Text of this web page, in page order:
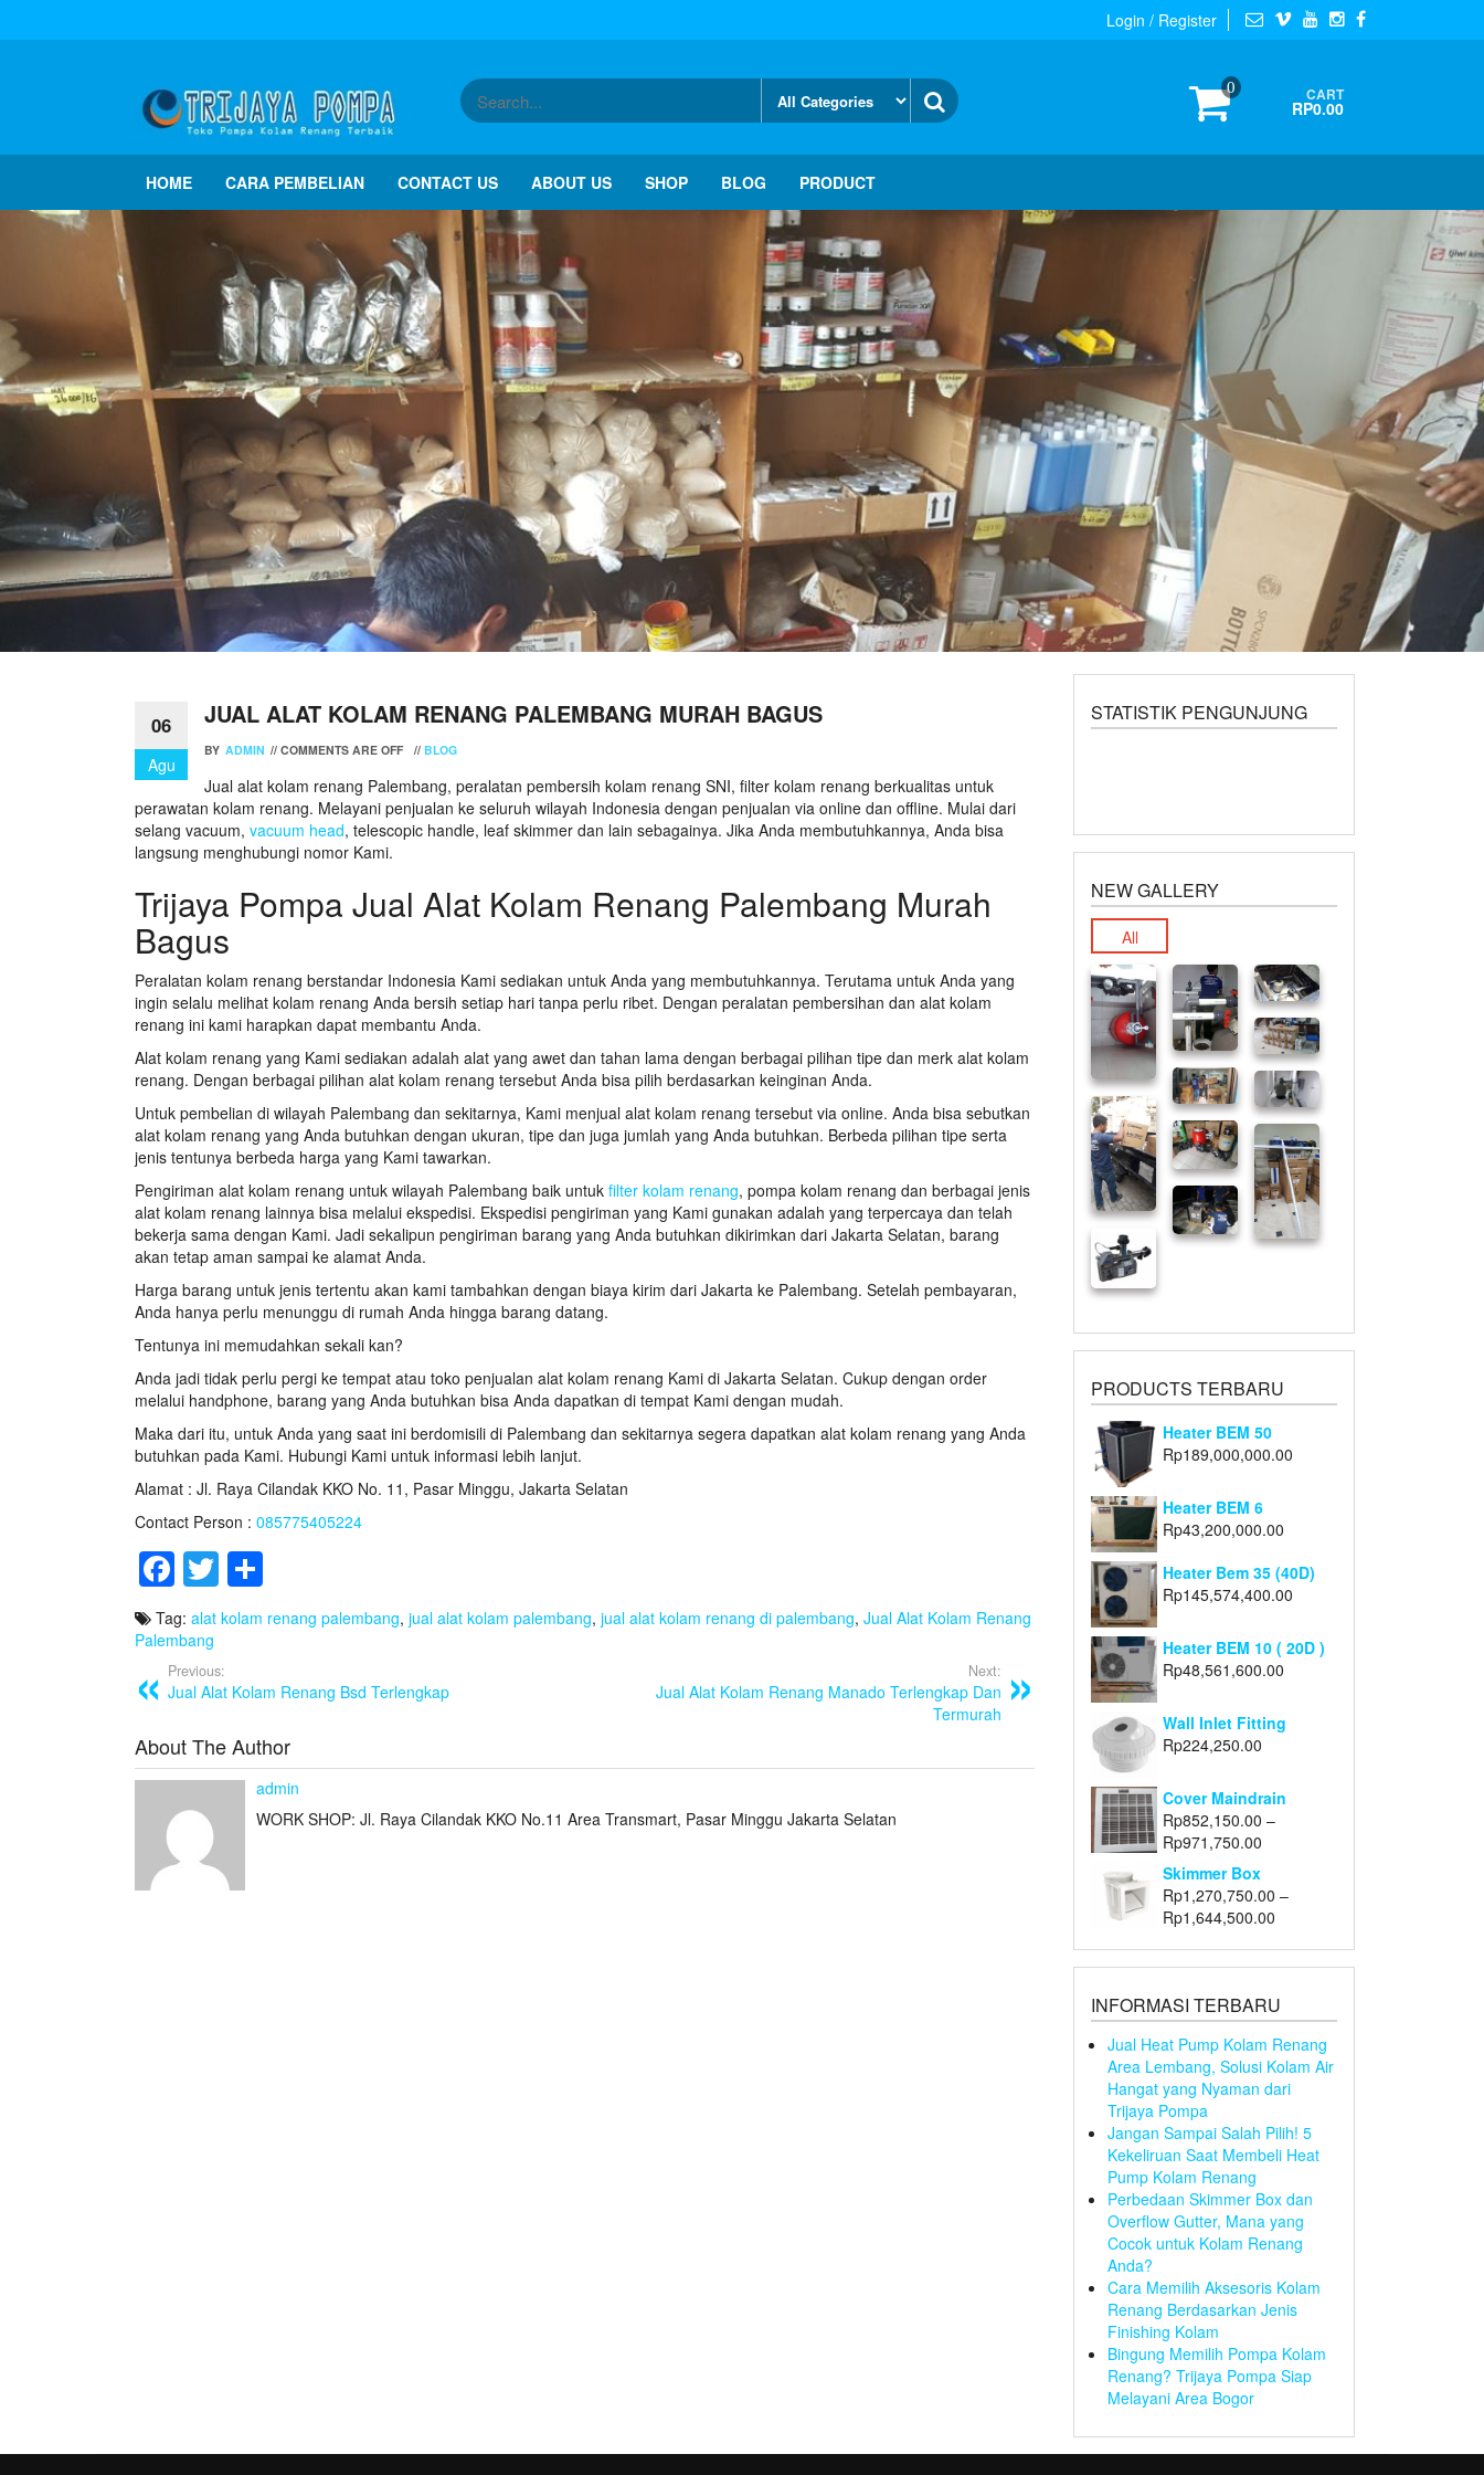
Login / Register
0 CART
RP0.00
HOME CARA PEMBELIAN CONTACT US ABOUT US SHOP BLOG PRODUCT
06
Agu
JUAL ALAT KOLAM RENANG PALEMBANG MURAH BAGUS
BY ADMIN // COMMENTS ARE OFF // BLOG
Jual alat kolam renang Palembang, peralatan pembersih kolam renang SNI, filter kolam renang berkualitas untuk
perawatan kolam renang. Melayani penjualan ke seluruh wilayah Indonesia dengan penjualan via online dan offline. Mulai dari
selang vacuum, vacuum head, telescopic handle, leaf skimmer dan lain sebagainya. Jika Anda membutuhkannya, Anda bisa
langsung menghubungi nomor Kami.
Trijaya Pompa Jual Alat Kolam Renang Palembang Murah
Bagus
Peralatan kolam renang berstandar Indonesia Kami sediakan untuk Anda yang membutuhkannya. Terutama untuk Anda yang
ingin selalu melihat kolam renang Anda bersih setiap hari tanpa perlu ribet. Dengan peralatan pembersihan dan alat kolam
renang ini kami harapkan dapat membantu Anda.
Alat kolam renang yang Kami sediakan adalah alat yang awet dan tahan lama dengan berbagai pilihan tipe dan merk alat kolam
renang. Dengan berbagai pilihan alat kolam renang tersebut Anda bisa pilih berdasarkan keinginan Anda.
Untuk pembelian di wilayah Palembang dan sekitarnya, Kami menjual alat kolam renang tersebut via online. Anda bisa sebutkan
alat kolam renang yang Anda butuhkan dengan ukuran, tipe dan juga jumlah yang Anda butuhkan. Berbeda pilihan tipe serta
jenis tentunya berbeda harga yang Kami tawarkan.
Pengiriman alat kolam renang untuk wilayah Palembang baik untuk filter kolam renang, pompa kolam renang dan berbagai jenis
alat kolam renang lainnya bisa melalui ekspedisi. Ekspedisi pengiriman yang Kami gunakan adalah yang terpercaya dan telah
bekerja sama dengan Kami. Jadi sekalipun pengiriman barang yang Anda butuhkan dikirimkan dari Jakarta Selatan, barang
akan tetap aman sampai ke alamat Anda.
Harga barang untuk jenis tertentu akan kami tambahkan dengan biaya kirim dari Jakarta ke Palembang. Setelah pembayaran,
Anda hanya perlu menunggu di rumah Anda hingga barang datang.
Tentunya ini memudahkan sekali kan?
Anda jadi tidak perlu pergi ke tempat atau toko penjualan alat kolam renang Kami di Jakarta Selatan. Cukup dengan order
melalui handphone, barang yang Anda butuhkan bisa Anda dapatkan di tempat Kami dengan mudah.
Maka dari itu, untuk Anda yang saat ini berdomisili di Palembang dan sekitarnya segera dapatkan alat kolam renang yang Anda
butuhkan pada Kami. Hubungi Kami untuk informasi lebih lanjut.
Alamat : Jl. Raya Cilandak KKO No. 11, Pasar Minggu, Jakarta Selatan
Contact Person : 085775405224
F
a
c
e
b
o
o
k
T
wi
tt
er
h
ar
e
Tag: alat kolam renang palembang, jual alat kolam palembang, jual alat kolam renang di palembang, Jual Alat Kolam Renang
Palembang
Previous:
Jual Alat Kolam Renang Bsd Terlengkap
Next:
Jual Alat Kolam Renang Manado Terlengkap Dan
Termurah
About The Author
admin
WORK SHOP: Jl. Raya Cilandak KKO No.11 Area Transmart, Pasar Minggu Jakarta Selatan
STATISTIK PENGUNJUNG
NEW GALLERY
All
PRODUCTS TERBARU
Heater BEM 50
Rp189,000,000.00
Heater BEM 6
Rp43,200,000.00
Heater Bem 35 (40D)
Rp145,574,400.00
Heater BEM 10 ( 20D )
Rp48,561,600.00
Wall Inlet Fitting
Rp224,250.00
Cover Maindrain
Rp852,150.00 –
Rp971,750.00
Skimmer Box
Rp1,270,750.00 –
Rp1,644,500.00
INFORMASI TERBARU
Jual Heat Pump Kolam Renang
Area Lembang, Solusi Kolam Air
Hangat yang Nyaman dari
Trijaya Pompa
Jangan Sampai Salah Pilih! 5
Kekeliruan Saat Membeli Heat
Pump Kolam Renang
Perbedaan Skimmer Box dan
Overflow Gutter, Mana yang
Cocok untuk Kolam Renang
Anda?
Cara Memilih Aksesoris Kolam
Renang Berdasarkan Jenis
Finishing Kolam
Bingung Memilih Pompa Kolam
Renang? Trijaya Pompa Siap
Melayani Area Bogor